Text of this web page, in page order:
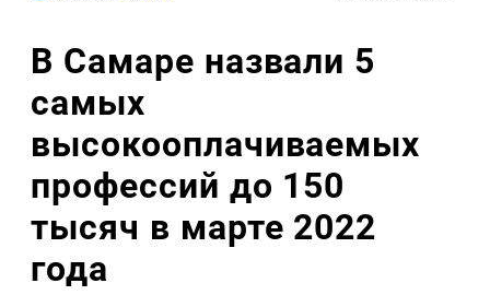
В Самаре назвали 5
самых
высокооплачиваемых
профессий до 150
тысяч в марте 2022
года